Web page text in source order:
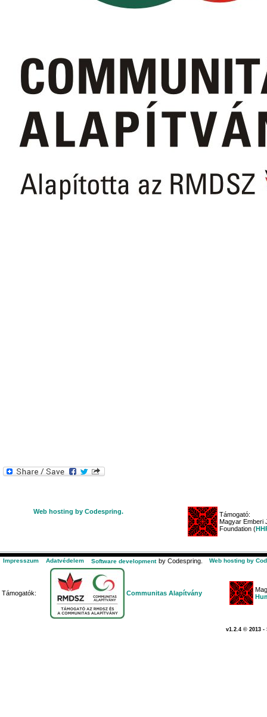
Web hosting by Codespring.
Támogató:
Magyar Emberi
Foundation (
Impresszum Adatvédelem Software development by Codespring. Web hosting by
Támogatók: Communitas Alapítvány
v1.2.4 © 2013